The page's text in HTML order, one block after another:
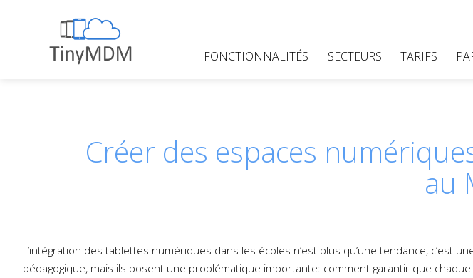
FONCTIONNALITÉS SECTEURS TARIFS
Créer des espaces
au
L’intégration des tablettes numériques dans les écoles n’est plus qu’une tendance,
pédagogique, mais ils posent une problématique importante: comment garantir que